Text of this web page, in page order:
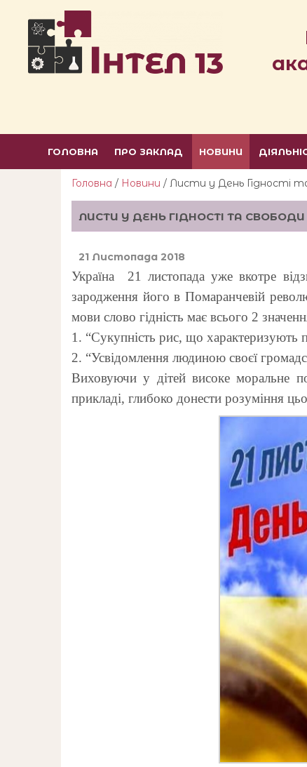
ГОЛОВНА ПРО ЗАКЛАД НОВИНИ
Головна / Новини / Листи у День Гідності
ЛИСТИ У ДЕНЬ ГІДНОСТІ ТА СВОБОДИ
21 Листопада 2018
Україна 21 листопада уже вкотре
зародження його в Помаранчевій
мови слово гідність має всього 2
1. “Сукупність рис, що характеризують
2. “Усвідомлення людиною своєї
Виховуючи у дітей високе моральне
прикладі, глибоко донести розуміння